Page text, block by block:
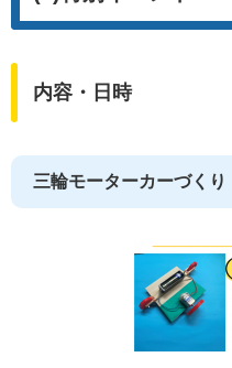
内容・日時
三輪モーターカーづく